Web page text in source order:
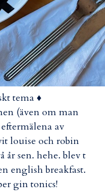
tema ♦
(även om man
av
louise och robin
sen. hehe. blev t
english breakfast.
gin tonics!